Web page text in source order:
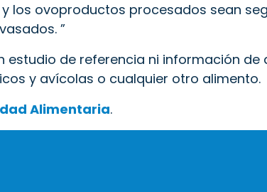
los ovoproductos procesados sean
”
estudio de referencia ni información
y avícolas o cualquier otro alimento.
Alimentaria.